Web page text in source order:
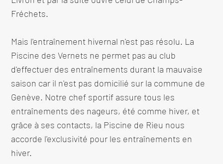
Fréchets.
Mais l'entraînement hivernal n'est pas résolu. La
Piscine des Vernets ne permet pas au club
d'effectuer des entraînements durant la mauvaise
saison car il n'est pas domicilié sur la commune de
Genève. Notre chef sportif assure tous les
entraînements des nageurs, été comme hiver, et
grâce à ses contacts, la Piscine de Rieu nous
accorde l'exclusivité pour les entraînements en
hiver.